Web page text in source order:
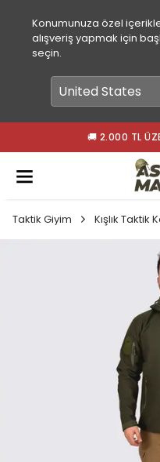
Konumunuza özel
alışveriş yapmak için
seçin.
🚚 2.000 TL
Taktik Giyim Kışlık Taktik